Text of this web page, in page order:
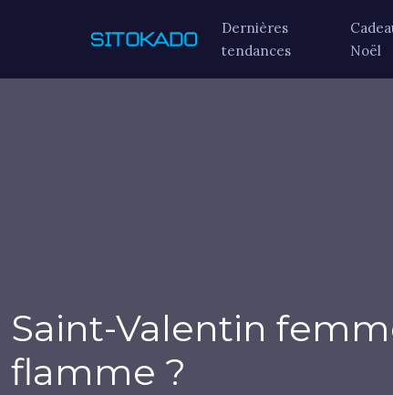
Dernières
tendances
Noël
Saint-Valentin
flamme ?